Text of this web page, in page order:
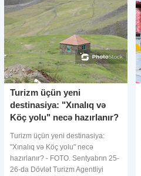
Turizm üçün yeni
destinasiya: "Xınalıq və
Köç yolu" necə hazırlanır?
Turizm üçün yeni destinasiya:
"Xınalıq və Köç yolu" necə
hazırlanır? - FOTO. Sentyabrın 25-
26-da Dövlət Turizm Agentliyi